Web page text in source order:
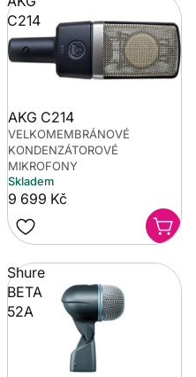
C214
AKG C214
VELKOMEMBRÁNOVÉ
KONDENZÁTOROVÉ
MIKROFONY
Skladem
9 699 Kč
Shure
BETA
52A